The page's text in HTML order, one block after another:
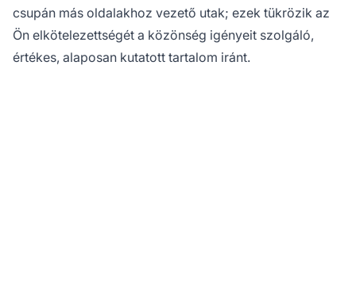
csupán más oldalakhoz vezető utak; ezek tükrözik az
Ön elkötelezettségét a közönség igényeit szolgáló,
értékes, alaposan kutatott tartalom iránt.